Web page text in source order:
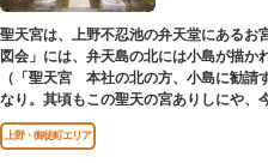
聖天宮は、上野不忍池の弁天堂にあるお
図会」には、弁天島の北には小島が描か
（「聖天宮 本社の北の方、小島に勧請
なり。其頃もこの聖天の宮ありしにや、
上野・御徒町エリア